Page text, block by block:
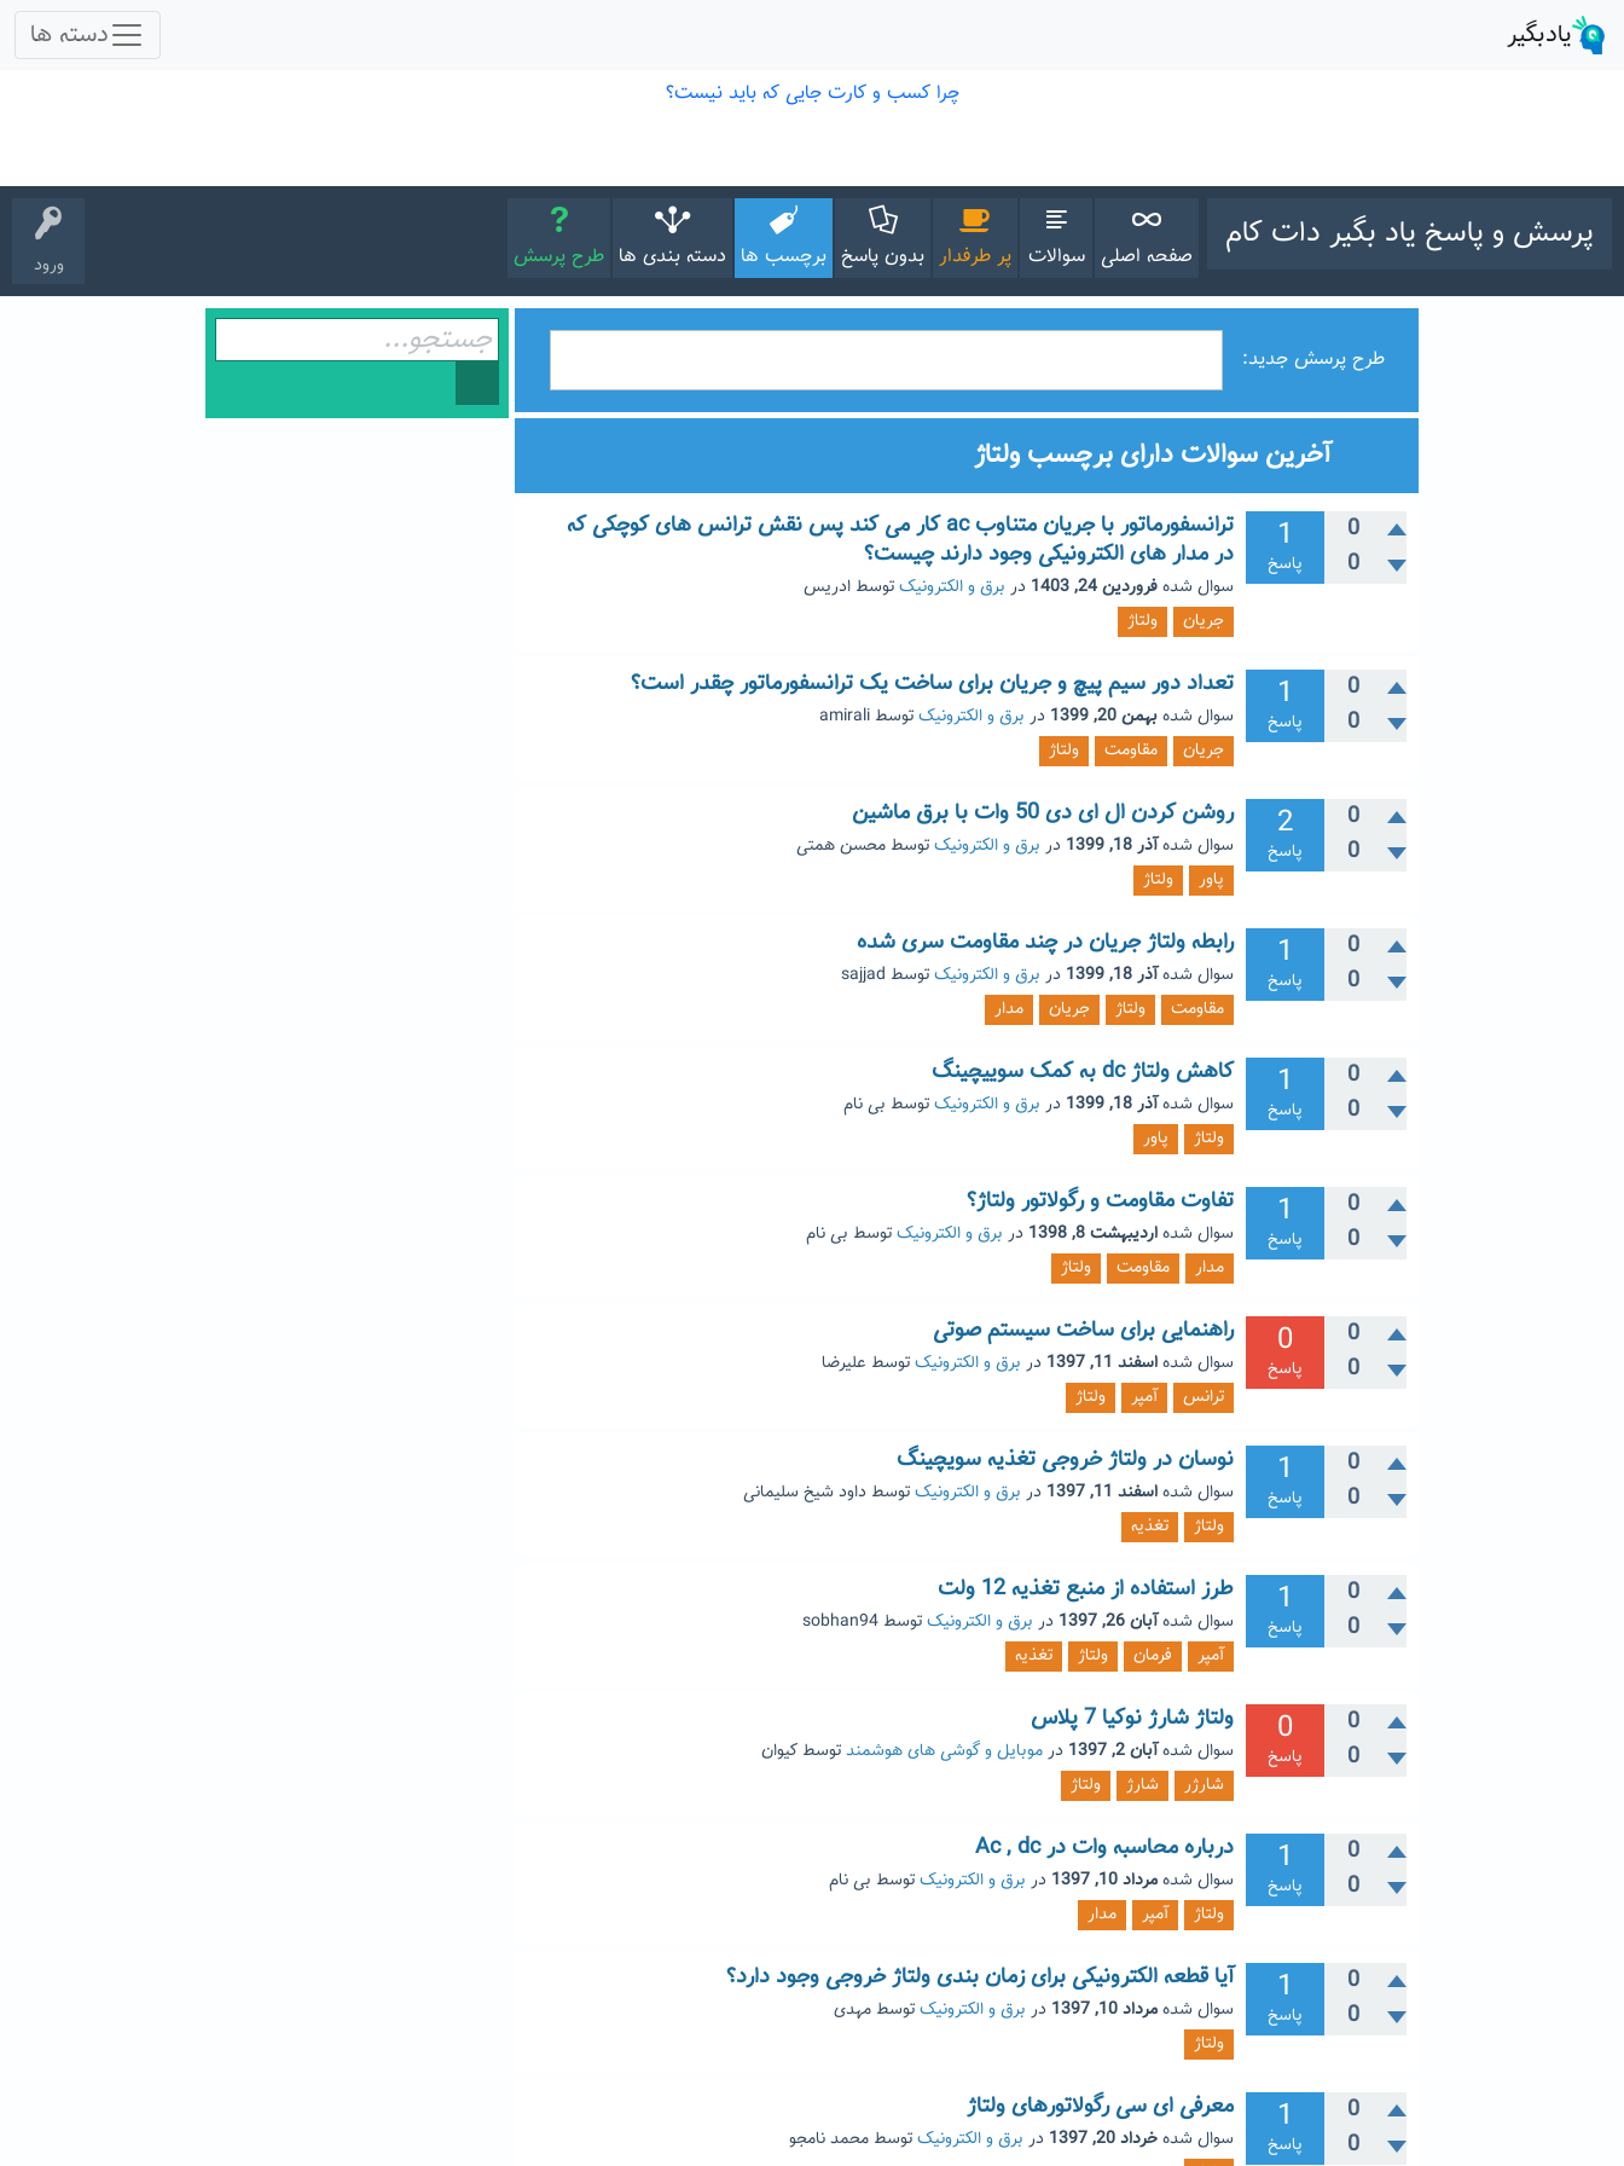
ورود
پرسش و پاسخ یاد بگیر دات کام
صفحه اصلی سوالات پر طرفدار بدون پاسخ برچسب ها دسته بندی ها طرح پرسش
طرح پرسش جدید:
آخرین سوالات دارای برچسب ولتاژ
0
0
1
پاسخ
ترانسفورماتور با جریان متناوب ac کار می کند پس نقش ترانس های کوچکی که
در مدار های الکترونیکی وجود دارند چیست؟
سوال شدهفروردین 24, 1403 در برق و الکترونیکتوسط ادریس
جریان
ولتاژ
0
0
1
پاسخ
تعداد دور سیم پیچ و جریان برای ساخت یک ترانسفورماتور چقدر است؟
سوال شدهبهمن 20, 1399 در برق و الکترونیکتوسط amirali
جریان
مقاومت ولتاژ
0
0
2
پاسخ
روشن کردن ال ای دی 50 وات با برق ماشین
سوال شدهآذر 18, 1399 در برق و الکترونیکتوسط محسن همتی
پاور
ولتاژ
0
0
1
پاسخ
رابطه ولتاژ جریان در چند مقاومت سری شده
سوال شدهآذر 18, 1399 در برق و الکترونیکتوسط sajjad
مقاومت
ولتاژ جریان مدار
0
0
1
پاسخ
کاهش ولتاژ dc به کمک سوییچینگ
سوال شدهآذر 18, 1399 در برق و الکترونیکتوسط بی نام
ولتاژ
پاور
0
0
1
پاسخ
تفاوت مقاومت و رگولاتور ولتاژ؟
سوال شدهاردیبهشت 8, 1398 در برق و الکترونیکتوسط بی نام
مدار
مقاومت ولتاژ
0
0
0
پاسخ
راهنمایی برای ساخت سیستم صوتی
سوال شدهاسفند 11, 1397 در برق و الکترونیکتوسط علیرضا
ترانس
آمپر ولتاژ
0
0
1
پاسخ
نوسان در ولتاژ خروجی تغذیه سویچینگ
سوال شدهاسفند 11, 1397 در برق و الکترونیکتوسط داود شیخ سلیمانی
ولتاژ
تغذیه
0
0
1
پاسخ
طرز استفاده از منبع تغذیه 12 ولت
سوال شدهآبان 26, 1397 در برق و الکترونیکتوسط sobhan94
آمپر
فرمان ولتاژ تغذیه
0
0
0
پاسخ
ولتاژ شارژ نوکیا 7 پلاس
سوال شدهآبان 2, 1397 درموبایل و گوشی های هوشمندتوسط کیوان
شارژر
شارژ ولتاژ
0
0
1
پاسخ
درباره محاسبه وات در Ac , dc
سوال شدهمرداد 10, 1397 در برق و الکترونیکتوسط بی نام
ولتاژ
آمپر مدار
0
0
1
پاسخ
آیا قطعه الکترونیکی برای زمان بندی ولتاژ خروجی وجود دارد؟
سوال شدهمرداد 10, 1397 در برق و الکترونیکتوسط مهدی
ولتاژ
0
0
1
پاسخ
معرفی ای سی رگولاتورهای ولتاژ
سوال شدهخرداد 20, 1397 در برق و الکترونیکتوسط محمد نامجو